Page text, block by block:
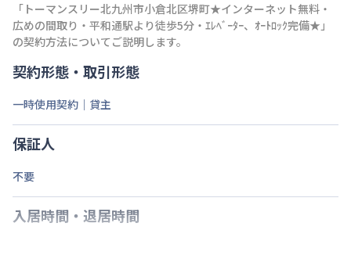
「 トーマンスリー北九州市小倉北区堺町★インターネット無料・
広めの間取り・平和通駅より徒歩5分・ｴﾚﾍﾞｰﾀｰ、ｵｰﾄﾛｯｸ完備★ 」
の契約方法についてご説明します。
契約形態・取引形態
一時使用契約｜貸主
保証人
不要
入居時間・退居時間